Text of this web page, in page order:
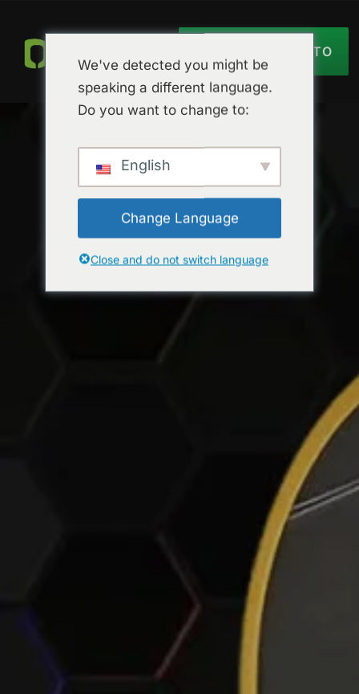
OBTER ORÇAMENTO
We've detected you might be
speaking a different language.
Do you want to change to:
English
Change Language
Close and do not switch language